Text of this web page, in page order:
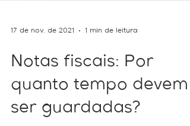
17 de nov. de 2021 1 min de leitura